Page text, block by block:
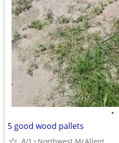
•
5 good wood pallets